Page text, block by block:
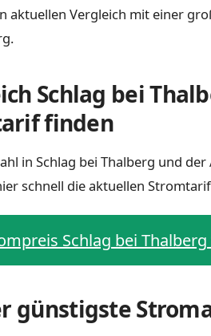
aktuellen Vergleich mit einer
Schlag bei
finden
in Schlag bei Thalberg und
schnell die aktuellen
Schlag bei
günstigste